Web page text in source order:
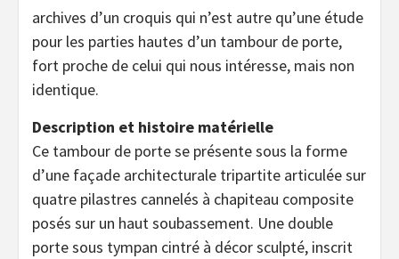
archives d’un croquis qui n’est autre qu’une étude
pour les parties hautes d’un tambour de porte,
fort proche de celui qui nous intéresse, mais non
identique.
Description et histoire matérielle
Ce tambour de porte se présente sous la forme
d’une façade architecturale tripartite articulée sur
quatre pilastres cannelés à chapiteau composite
posés sur un haut soubassement. Une double
porte sous tympan cintré à décor sculpté, inscrit